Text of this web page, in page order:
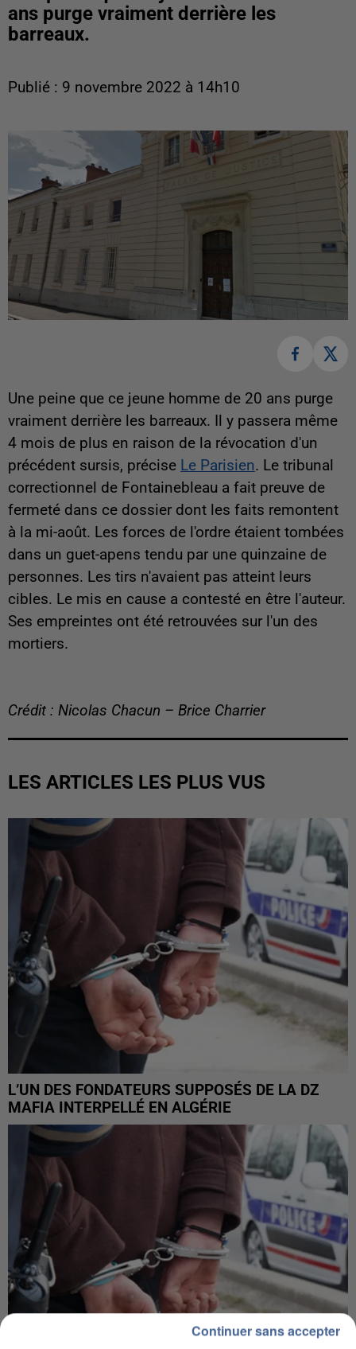
ans purge vraiment derrière les
barreaux.
Publié : 9 novembre 2022 à 14h10
Une peine que ce jeune homme de 20 ans purge
vraiment derrière les barreaux. Il y passera même
4 mois de plus en raison de la révocation d'un
précédent sursis, précise Le Parisien. Le tribunal
correctionnel de Fontainebleau a fait preuve de
fermeté dans ce dossier dont les faits remontent
à la mi-août. Les forces de l'ordre étaient tombées
dans un guet-apens tendu par une quinzaine de
personnes. Les tirs n'avaient pas atteint leurs
cibles. Le mis en cause a contesté en être l'auteur.
Ses empreintes ont été retrouvées sur l'un des
mortiers.
Crédit : Nicolas Chacun – Brice Charrier
LES ARTICLES LES PLUS VUS
L’UN DES FONDATEURS SUPPOSÉS DE LA DZ
MAFIA INTERPELLÉ EN ALGÉRIE
Continuer sans accepter